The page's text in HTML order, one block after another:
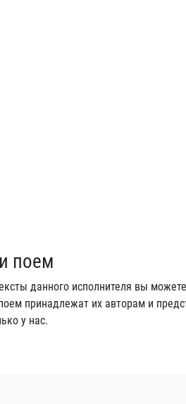
поем
данного исполнителя вы
принадлежат их авторам и
у нас.